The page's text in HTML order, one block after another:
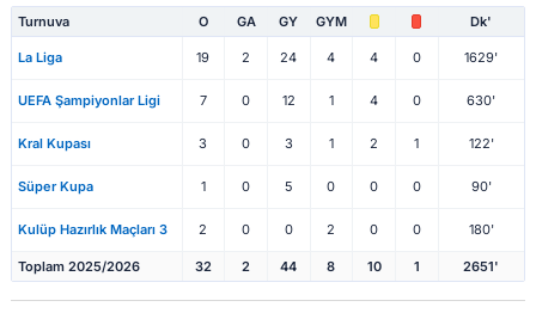
Turnuva O GA GY GYM Dk'
La Liga 19 2 24 4 4 0 1629'
UEFA Şampiyonlar Ligi 7 0 12 1 4 0 630'
Kral Kupası 3 0 3 1 2 1 122'
Süper Kupa 1 0 5 0 0 0 90'
Kulüp Hazırlık Maçları 3 2 0 0 2 0 0 180'
Toplam 2025/2026 32 2 44 8 10 1 2651'